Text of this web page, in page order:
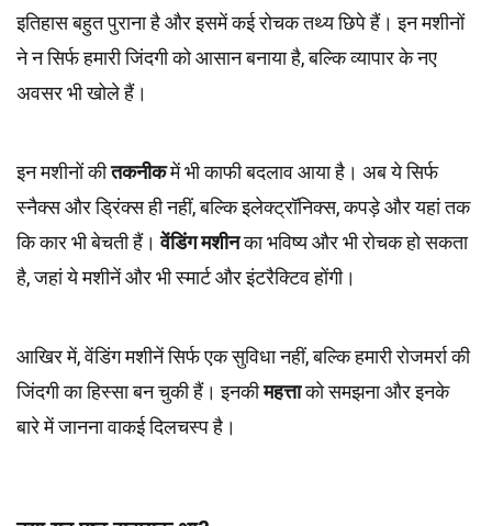
इतिहास बहुत पुराना है और इसमें कई रोचक तथ्य छिपे हैं। इन मशीनों
ने न सिर्फ हमारी जिंदगी को आसान बनाया है, बल्कि व्यापार के नए
अवसर भी खोले हैं।
इन मशीनों कीतकनीकमें भी काफी बदलाव आया है। अब ये सिर्फ
स्नैक्स और ड्रिंक्स ही नहीं, बल्कि इलेक्ट्रॉनिक्स, कपड़े और यहां तक
कि कार भी बेचती हैं।वेंडिंग मशीनका भविष्य और भी रोचक हो सकता
है, जहां ये मशीनें और भी स्मार्ट और इंटरैक्टिव होंगी।
आखिर में, वेंडिंग मशीनें सिर्फ एक सुविधा नहीं, बल्कि हमारी रोजमर्रा की
जिंदगी का हिस्सा बन चुकी हैं। इनकीमहत्ताको समझना और इनके
बारे में जानना वाकई दिलचस्प है।